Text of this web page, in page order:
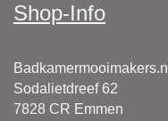
Shop-Info
Badkamermooimakers.nl
Sodalietdreef 62
7828 CR Emmen